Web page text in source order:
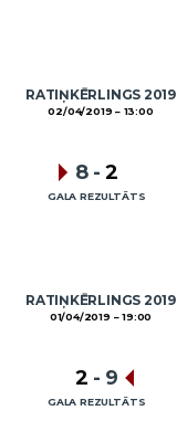
RATIŅKĒRLINGS 2019
02/04/2019 13:00
8 - 2
GALA REZULTĀTS
RATIŅKĒRLINGS 2019
01/04/2019 19:00
2 - 9
GALA REZULTĀTS